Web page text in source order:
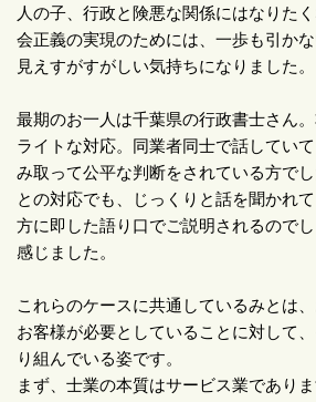
人の子、行政と険悪な関係にはなりた
会正義の実現のためには、一歩も引か
見えすがすがしい気持ちになりました。
最期のお一人は千葉県の行政書士さん
ライトな対応。同業者同士で話してい
み取って公平な判断をされている方で
との対応でも、じっくりと話を聞かれ
方に即した語り口でご説明されるので
感じました。
これらのケースに共通しているみとは、
お客様が必要としていることに対して
り組んでいる姿です。
まず、士業の本質はサービス業であり